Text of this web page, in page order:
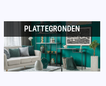
PLATTEGRONDEN